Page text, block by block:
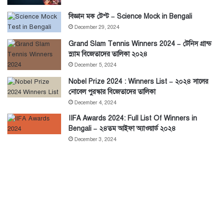
বিজ্ঞান মক টেস্ট – Science Mock in Bengali
December 29, 2024
Grand Slam Tennis Winners 2024 – টেনিস গ্রান্ড
স্ল্যাম বিজেতাদের তালিকা ২০২৪
December 5, 2024
Nobel Prize 2024 : Winners List – ২০২৪ সালের
নোবেল পুরস্কার বিজেতাদের তালিকা
December 4, 2024
IIFA Awards 2024: Full List Of Winners in
Bengali – ২৪তম আইফা অ্যাওয়ার্ড ২০২৪
December 3, 2024